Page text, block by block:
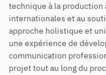
technique à la production
internationales et au
approche holistique et
une expérience de
communication
projet tout au long du